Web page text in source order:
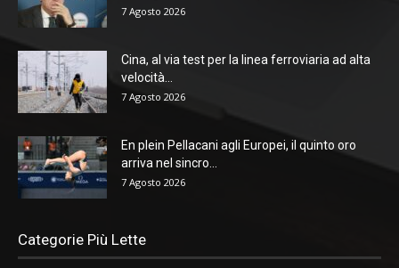
7 Agosto 2026
Cina, al via test per la linea ferroviaria ad alta
velocità...
7 Agosto 2026
En plein Pellacani agli Europei, il quinto oro
arriva nel sincro...
7 Agosto 2026
Categorie Più Lette